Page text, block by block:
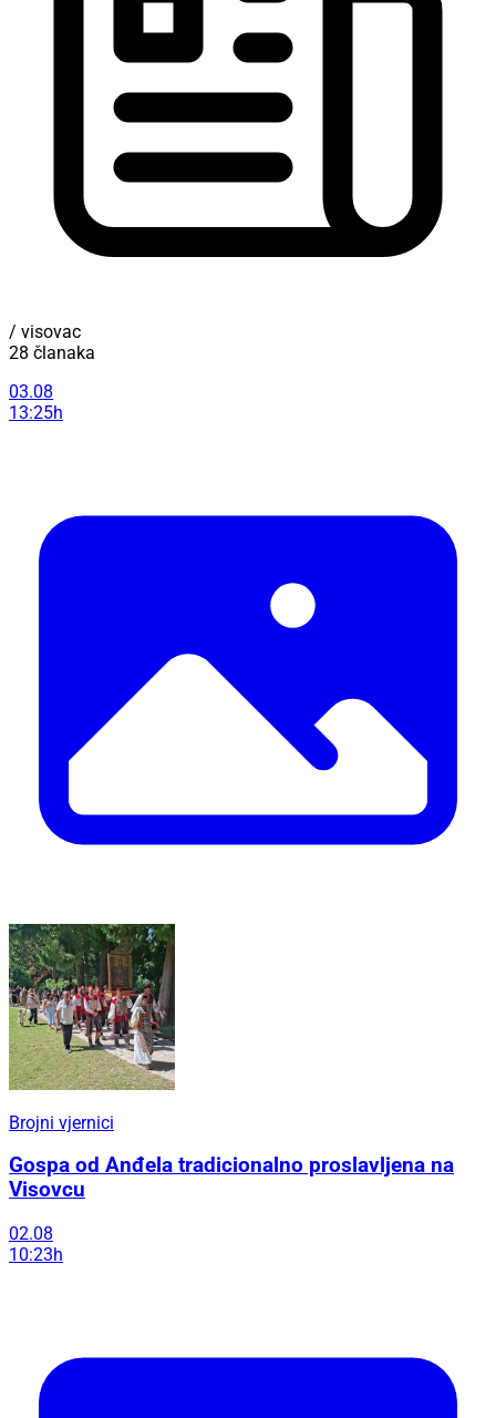
/ visovac
28 članaka
03.08
13:25h
Brojni vjernici
Gospa od Anđela tradicionalno proslavljena na
Visovcu
02.08
10:23h